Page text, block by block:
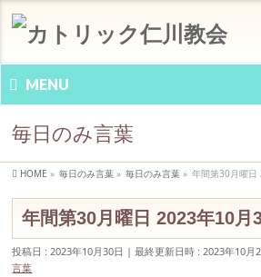
MENU
毎日のみ言葉
HOME » 毎日のみ言葉 » 毎日のみ言葉 » 年間第30月曜
年間第30月曜日 2023年10月
投稿日 : 2023年10月30日 最終更新日時 : 2023年10月
言葉